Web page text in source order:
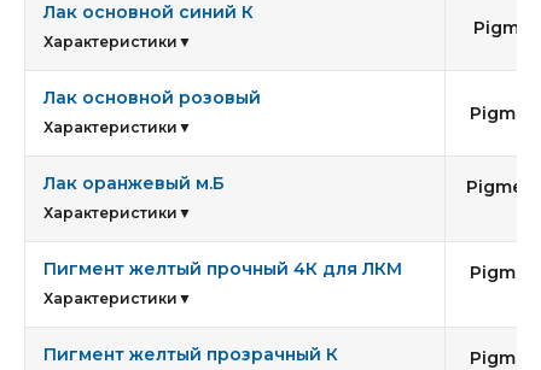
Лак основной синий К
Характеристики ▼
Лак основной розовый
Характеристики ▼
Лак оранжевый м.Б
Характеристики ▼
Пигмент желтый прочный 4К для ЛКМ
Характеристики ▼
Пигмент желтый прозрачный К